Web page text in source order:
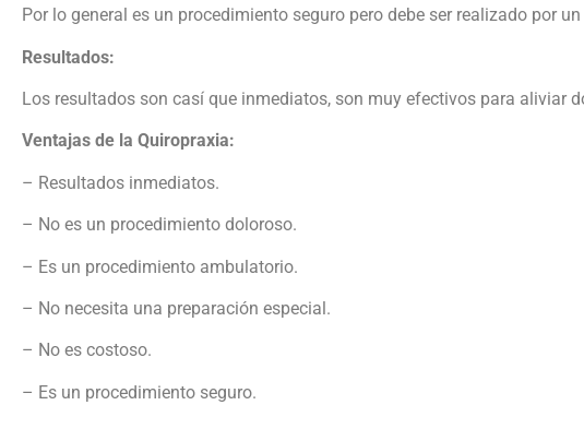
Por lo general es un procedimiento seguro pero debe ser realizado por
Resultados:
Los resultados son casí que inmediatos, son muy efectivos para aliviar
Ventajas de la Quiropraxia:
– Resultados inmediatos.
– No es un procedimiento doloroso.
– Es un procedimiento ambulatorio.
– No necesita una preparación especial.
– No es costoso.
– Es un procedimiento seguro.